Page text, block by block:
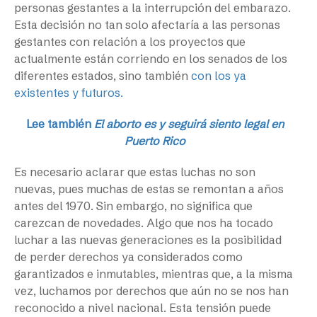
personas gestantes a la interrupción del embarazo.
Esta decisión no tan solo afectaría a las personas
gestantes con relación a los proyectos que
actualmente están corriendo en los senados de los
diferentes estados, sino también con los ya
existentes y futuros.
Lee también El aborto es y seguirá siento legal en
Puerto Rico
Es necesario aclarar que estas luchas no son
nuevas, pues muchas de estas se remontan a años
antes del 1970. Sin embargo, no significa que
carezcan de novedades. Algo que nos ha tocado
luchar a las nuevas generaciones es la posibilidad
de perder derechos ya considerados como
garantizados e inmutables, mientras que, a la misma
vez, luchamos por derechos que aún no se nos han
reconocido a nivel nacional. Esta tensión puede